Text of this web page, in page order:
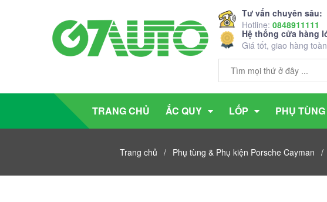
Tư vấn chuyên sâu:
Hotline: 0848911111
Hệ thống cửa hàng
Giá tốt, giao hàng
TRANG CHỦ ẮC QUY LỐP PHỤ
Trang chủ / Phụ tùng & Phụ kiện Porsche Cayman /